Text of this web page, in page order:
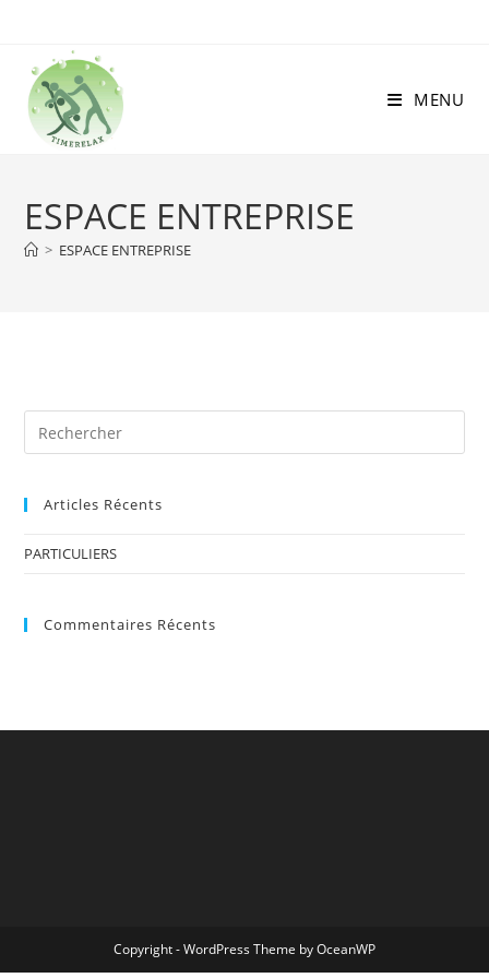
MENU
ESPACE ENTREPRISE
> ESPACE ENTREPRISE
Articles Récents
PARTICULIERS
Commentaires Récents
Copyright - WordPress Theme by OceanWP